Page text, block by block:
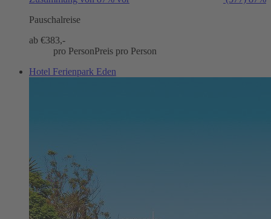
Pauschalreise
ab €383,-
pro PersonPreis pro Person
Hotel Ferienpark Eden